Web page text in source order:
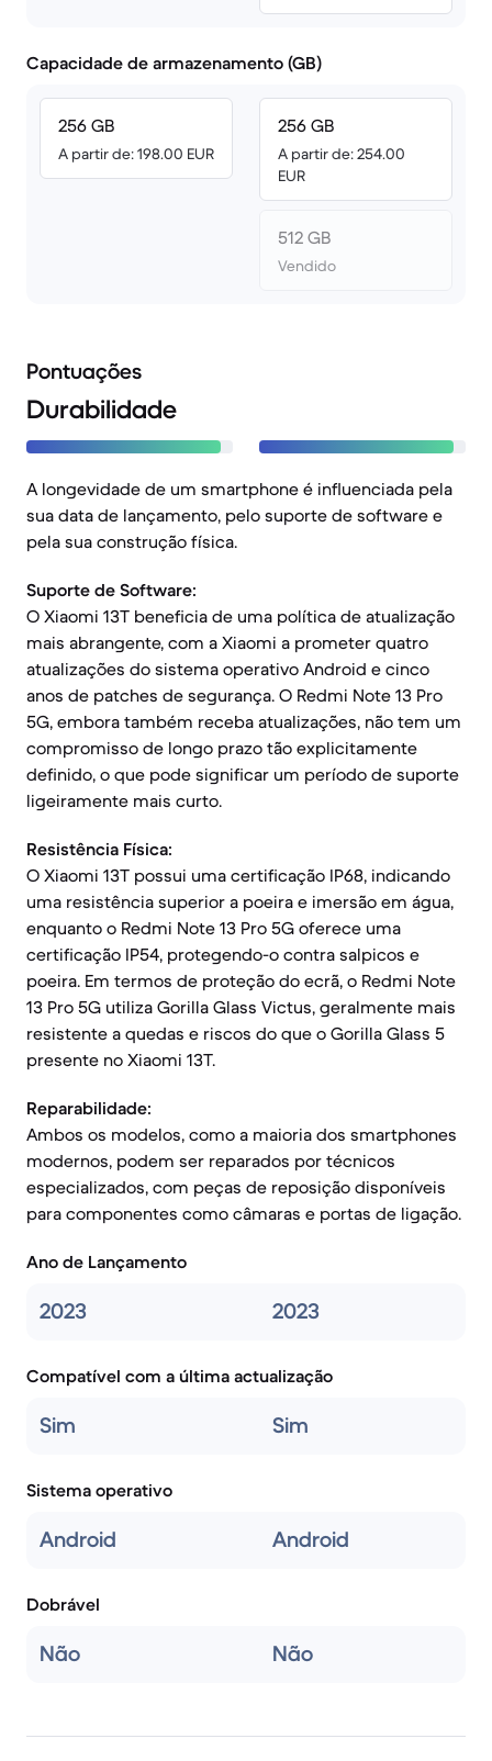
Capacidade de armazenamento (GB)
256 GB
A partir de: 198.00 EUR
256 GB
A partir de: 254.00
EUR
512 GB
Vendido
Pontuações
Durabilidade
A longevidade de um smartphone é influenciada pela
sua data de lançamento, pelo suporte de software e
pela sua construção física.
Suporte de Software:
O Xiaomi 13T beneficia de uma política de atualização
mais abrangente, com a Xiaomi a prometer quatro
atualizações do sistema operativo Android e cinco
anos de patches de segurança. O Redmi Note 13 Pro
5G, embora também receba atualizações, não tem um
compromisso de longo prazo tão explicitamente
definido, o que pode significar um período de suporte
ligeiramente mais curto.
Resistência Física:
O Xiaomi 13T possui uma certificação IP68, indicando
uma resistência superior a poeira e imersão em água,
enquanto o Redmi Note 13 Pro 5G oferece uma
certificação IP54, protegendo-o contra salpicos e
poeira. Em termos de proteção do ecrã, o Redmi Note
13 Pro 5G utiliza Gorilla Glass Victus, geralmente mais
resistente a quedas e riscos do que o Gorilla Glass 5
presente no Xiaomi 13T.
Reparabilidade:
Ambos os modelos, como a maioria dos smartphones
modernos, podem ser reparados por técnicos
especializados, com peças de reposição disponíveis
para componentes como câmaras e portas de ligação.
Ano de Lançamento
2023 2023
Compatível com a última actualização
Sim Sim
Sistema operativo
Android Android
Dobrável
Não Não